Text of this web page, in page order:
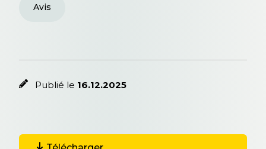
Avis
Publié le 16.12.2025